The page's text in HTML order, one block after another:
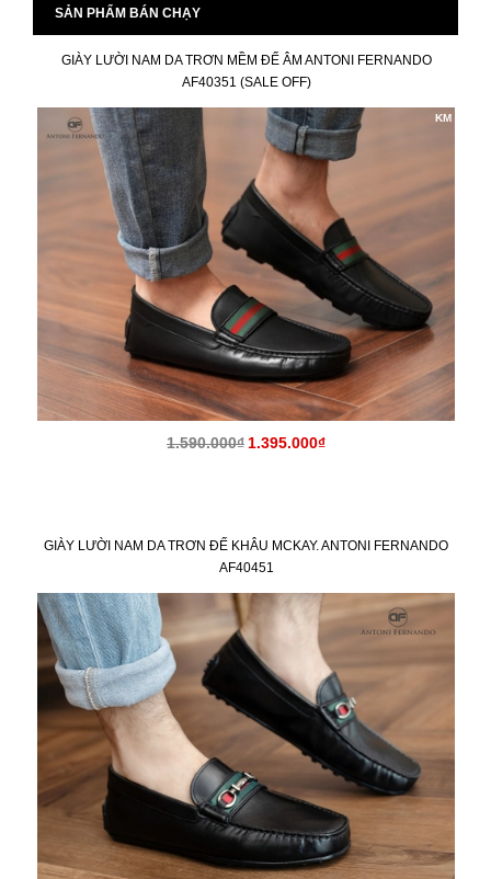
SẢN PHẨM BÁN CHẠY
GIÀY LƯỜI NAM DA TRƠN MỀM ĐẾ ÂM ANTONI FERNANDO
AF40351 (SALE OFF)
KM
1.590.000₫ 1.395.000₫
GIÀY LƯỜI NAM DA TRƠN ĐẾ KHÂU MCKAY. ANTONI FERNANDO
AF40451